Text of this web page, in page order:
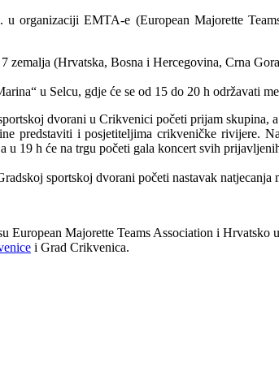
organizaciji EMTA-e (European Majorette
(Hrvatska, Bosna i Hercegovina, Crna
u Selcu, gdje će se od 15 do 20 h održavati
dvorani u Crikvenici početi prijam skupina,
predstaviti i posjetiteljima crikveničke
u 19 h će na trgu početi gala koncert svih
sportskoj dvorani početi nastavak natjecanja
European Majorette Teams Association i Hrvatsko
i Grad Crikvenica.